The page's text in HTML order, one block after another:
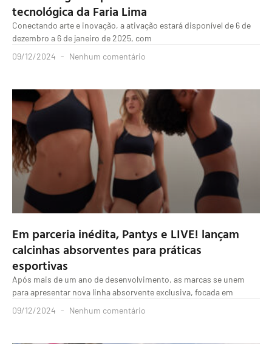
tecnológica da Faria Lima
Conectando arte e inovação, a ativação estará disponível de 6 de
dezembro a 6 de janeiro de 2025, com
09/12/2024
Nenhum comentário
Em parceria inédita, Pantys e LIVE! lançam
calcinhas absorventes para práticas
esportivas
Após mais de um ano de desenvolvimento, as marcas se unem
para apresentar nova linha absorvente exclusiva, focada em
09/12/2024
Nenhum comentário